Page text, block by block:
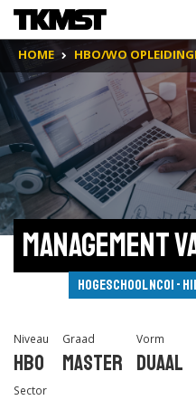
HOME HBO/WO
Management
Hogeschool NCOI -
Niveau
Hbo
Graad
Master
Vorm
Duaal
Sector